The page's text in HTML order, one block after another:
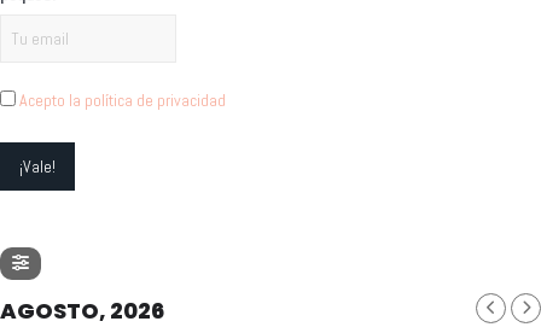
Acepto la política de privacidad
AGOSTO, 2026